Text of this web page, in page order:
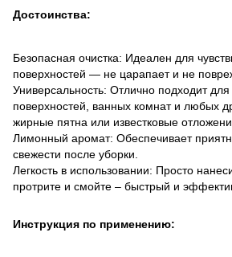
Достоинства:
Безопасная очистка: Идеален для
поверхностей — не царапает и не
Универсальность: Отлично подходит для
поверхностей, ванных комнат и любых
жирные пятна или известковые
Лимонный аромат: Обеспечивает
свежести после уборки.
Легкость в использовании: Просто
протрите и смойте – быстрый и
Инструкция по применению: